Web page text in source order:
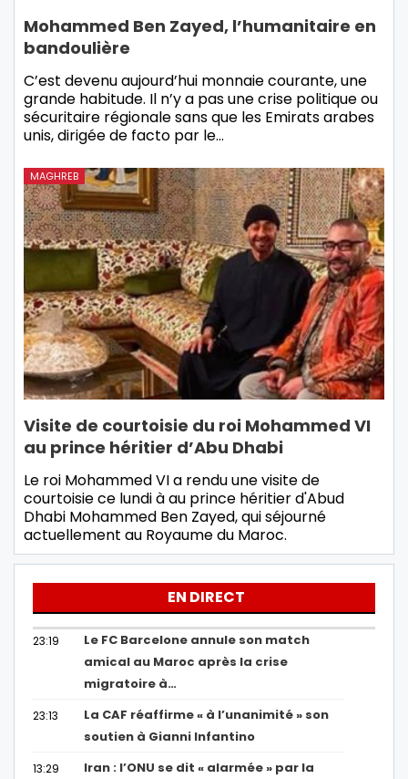
Mohammed Ben Zayed, l’humanitaire en
bandoulière
C’est devenu aujourd’hui monnaie courante, une
grande habitude. Il n’y a pas une crise politique ou
sécuritaire régionale sans que les Emirats arabes
unis, dirigée de facto par le…
MAGHREB
Visite de courtoisie du roi Mohammed VI
au prince héritier d’Abu Dhabi
Le roi Mohammed VI a rendu une visite de
courtoisie ce lundi à au prince héritier d'Abud
Dhabi Mohammed Ben Zayed, qui séjourné
actuellement au Royaume du Maroc.
EN DIRECT
23:19
Le FC Barcelone annule son match
amical au Maroc après la crise
migratoire à…
23:13
La CAF réaffirme « à l’unanimité » son
soutien à Gianni Infantino
13:29
Iran : l’ONU se dit « alarmée » par la